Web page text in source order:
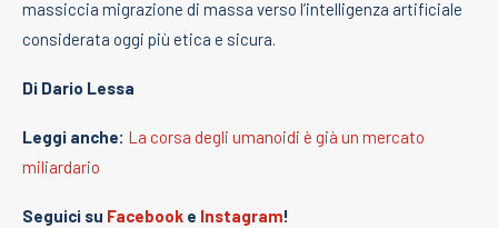
massiccia migrazione di massa verso l’intelligenza artificiale
considerata oggi più etica e sicura.
Di Dario Lessa
Leggi anche: La corsa degli umanoidi è già un mercato
miliardario
Seguici su Facebook e Instagram!